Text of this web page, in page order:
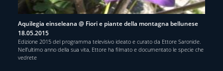
Aquilegia einseleana @ Fiori e piante della montagna bellunese
18.05.2015
Edizione 2015 del programma televisivo ideato e curato da Ettore Saronide.
Nell’ultimo anno della sua vita, Ettore ha filmato e documentato le specie che
vedrete